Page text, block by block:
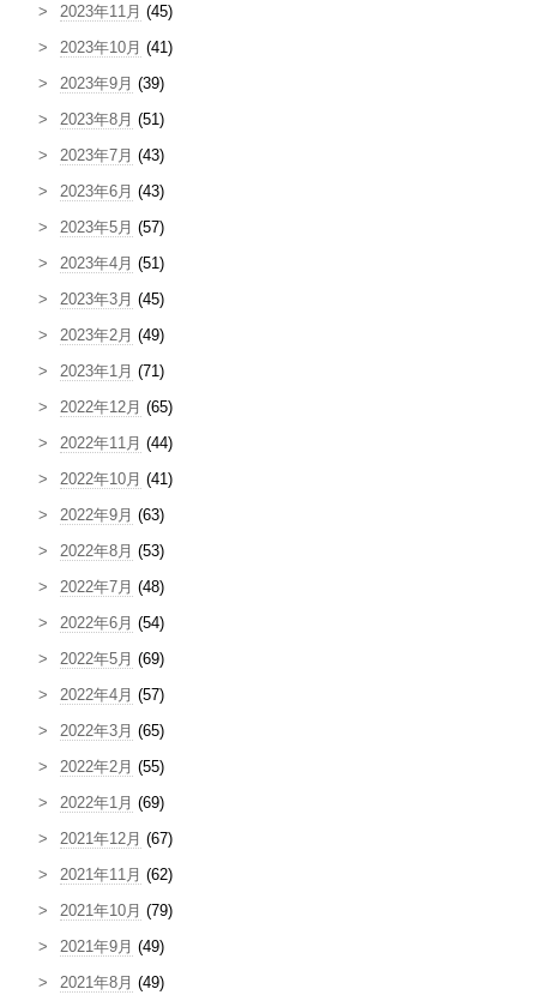
2023年11月 (45)
2023年10月 (41)
2023年9月 (39)
2023年8月 (51)
2023年7月 (43)
2023年6月 (43)
2023年5月 (57)
2023年4月 (51)
2023年3月 (45)
2023年2月 (49)
2023年1月 (71)
2022年12月 (65)
2022年11月 (44)
2022年10月 (41)
2022年9月 (63)
2022年8月 (53)
2022年7月 (48)
2022年6月 (54)
2022年5月 (69)
2022年4月 (57)
2022年3月 (65)
2022年2月 (55)
2022年1月 (69)
2021年12月 (67)
2021年11月 (62)
2021年10月 (79)
2021年9月 (49)
2021年8月 (49)